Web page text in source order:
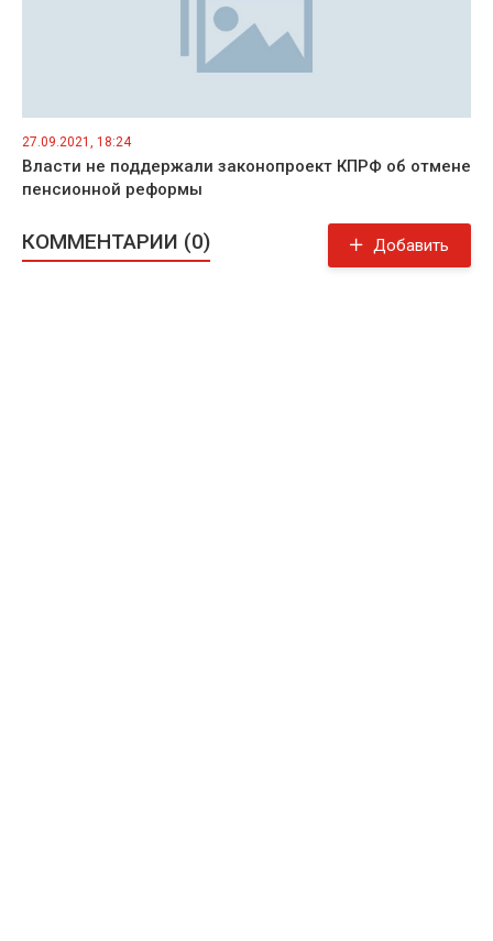
27.09.2021, 18:24
Власти не поддержали законопроект КПРФ об отмене
пенсионной реформы
КОММЕНТАРИИ (0) Добавить